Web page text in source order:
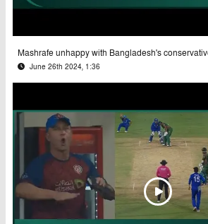
Mashrafe unhappy with Bangladesh's
June 26th 2024, 1:36